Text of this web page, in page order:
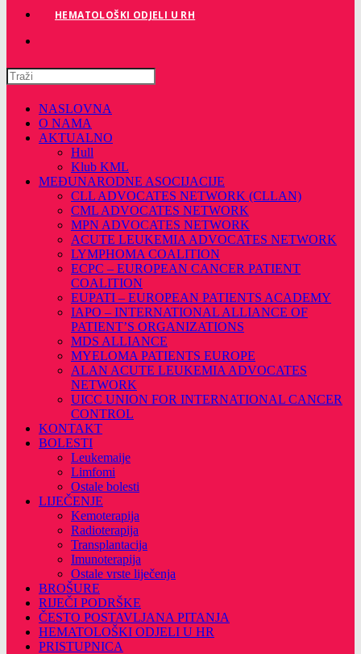
HEMATOLOŠKI ODJELI U RH
Pretražite
ovu
stranicu
NASLOVNA
O NAMA
AKTUALNO
Hull
Klub KML
MEĐUNARODNE ASOCIJACIJE
CLL ADVOCATES NETWORK (CLLAN)
CML ADVOCATES NETWORK
MPN ADVOCATES NETWORK
ACUTE LEUKEMIA ADVOCATES NETWORK
LYMPHOMA COALITION
ECPC – EUROPEAN CANCER PATIENT
COALITION
EUPATI – EUROPEAN PATIENTS ACADEMY
IAPO – INTERNATIONAL ALLIANCE OF
PATIENT’S ORGANIZATIONS
MDS ALLIANCE
MYELOMA PATIENTS EUROPE
ALAN ACUTE LEUKEMIA ADVOCATES
NETWORK
UICC UNION FOR INTERNATIONAL CANCER
CONTROL
KONTAKT
BOLESTI
Leukemaije
Limfomi
Ostale bolesti
LIJEČENJE
Kemoterapija
Radioterapija
Transplantacija
Imunoterapija
Ostale vrste liječenja
BROŠURE
RIJEČI PODRŠKE
ČESTO POSTAVLJANA PITANJA
HEMATOLOŠKI ODJELI U HR
PRISTUPNICA